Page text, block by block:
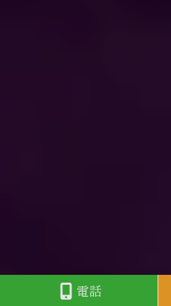
電話